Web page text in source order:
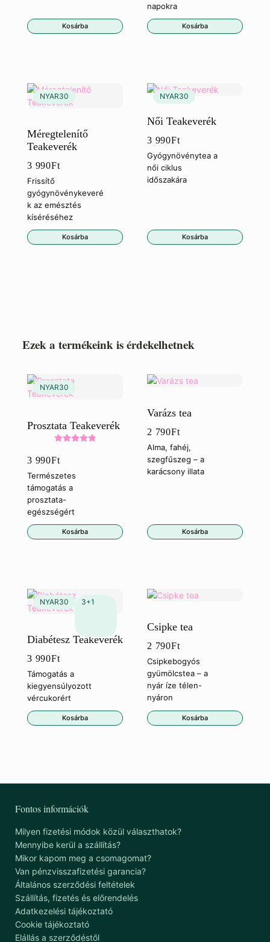
Kosárba
napokra
Kosárba
Méregtelenítő
Teakeverék
3 990Ft
Frissítő
gyógynövénykeveré
k az emésztés
kíséréséhez
Kosárba
Női Teakeverék
3 990Ft
Gyógynövénytea a
női ciklus
időszakára
Kosárba
Ezek a termékeink is érdekelhetnek
Prosztata Teakeverék
5.00
3 990Ft
Természetes
támogatás a
prosztata-
egészségért
Kosárba
Varázs tea
2 790Ft
Alma, fahéj,
szegfűszeg – a
karácsony illata
Kosárba
Diabétesz Teakeverék
3 990Ft
Támogatás a
kiegyensúlyozott
vércukorért
Kosárba
Csipke tea
2 790Ft
Csipkebogyós
gyümölcstea – a
nyár íze télen-
nyáron
Kosárba
Fontos információk
Milyen fizetési módok közül választhatok?
Mennyibe kerül a szállítás?
Mikor kapom meg a csomagomat?
Van pénzvisszafizetési garancia?
Általános szerződési feltételek
Szállítás, fizetés és előrendelés
Adatkezelési tájékoztató
Cookie tájékoztató
Elállás a szerződéstől